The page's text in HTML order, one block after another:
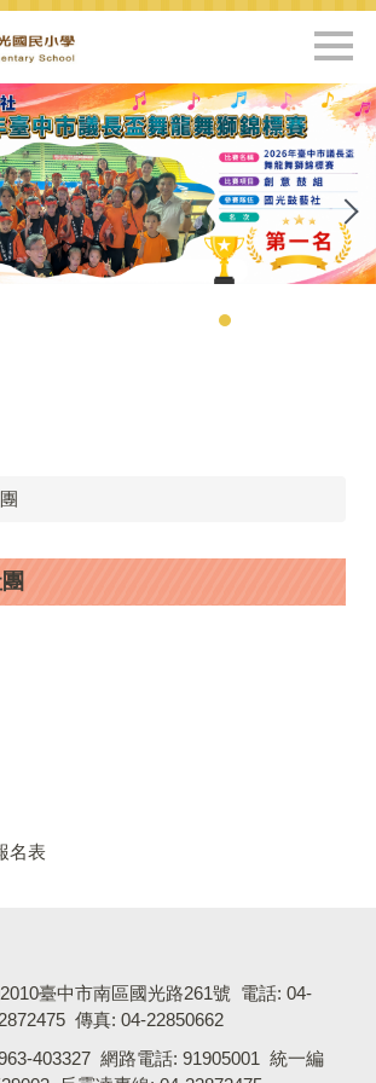
名表
臺中市南區國光路261號 電話: 04-
傳真: 04-22850662
403327 網路電話: 91905001 統一編